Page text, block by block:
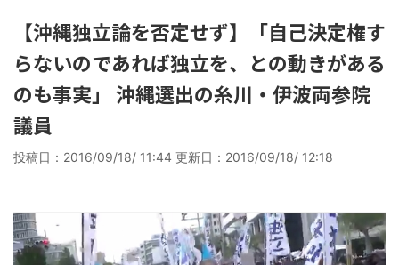
【沖縄独立論を否定せず】「自己決定権す
らないのであれば独立を、との動きがある
のも事実」 沖縄選出の糸川・伊波両参院
議員
投稿日：2016/09/18/ 11:44 更新日： 2016/09/18/ 12:18